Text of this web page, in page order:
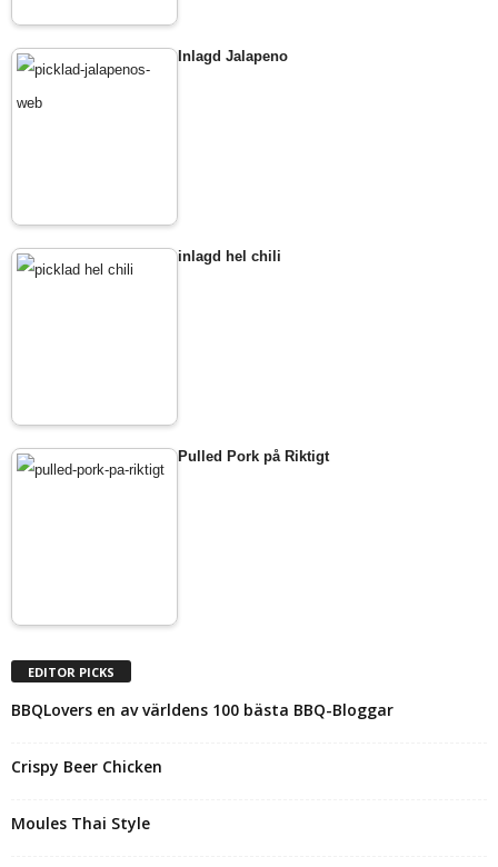
Inlagd Jalapeno
inlagd hel chili
Pulled Pork på Riktigt
EDITOR PICKS
BBQLovers en av världens 100 bästa BBQ-Bloggar
Crispy Beer Chicken
Moules Thai Style